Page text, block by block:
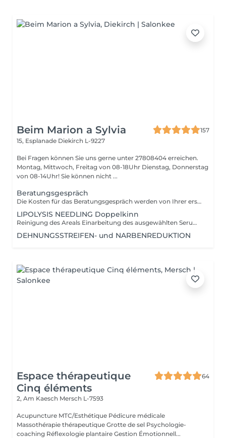
Beim Marion a Sylvia
157
15, Esplanade Diekirch L-9227
Bei Fragen können Sie uns gerne unter 27808404 erreichen.
Montag, Mittwoch, Freitag von 08-18Uhr Dienstag, Donnerstag
von 08-14Uhr! Sie können nicht ...
Beratungsgespräch
Die Kosten für das Beratungsgespräch werden von Ihrer ersten Behandlung abgezogen!
LIPOLYSIS NEEDLING Doppelkinn
Reinigung des Areals Einarbeitung des ausgewählten Serums in die Haut durch den Needlingpen (Lipplysis Booster) kühlende Regenerationsmaske Abschlusspflege
DEHNUNGSSTREIFEN- und NARBENREDUKTION
Espace thérapeutique
Cinq éléments
64
2, Am Kaesch Mersch L-7593
Acupuncture MTC/Esthétique Pédicure médicale
Massothérapie thérapeutique Grotte de sel Psychologie-
coaching Réflexologie plantaire Gestion Émotionnell...